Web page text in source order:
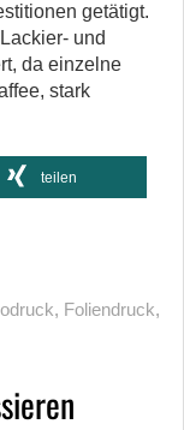
getätigt.
und
da einzelne
stark
teilen
, Foliendruck,